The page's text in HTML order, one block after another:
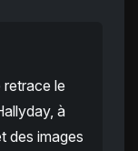
le
à
des images